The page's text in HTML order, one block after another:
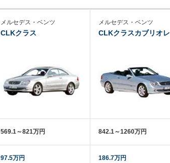
メルセデス・ベンツ
CLKクラス
569.1～821万円
97.5万円
メルセデス・ベンツ
CLKクラスカブリオレ
842.1～1260万円
186.7万円